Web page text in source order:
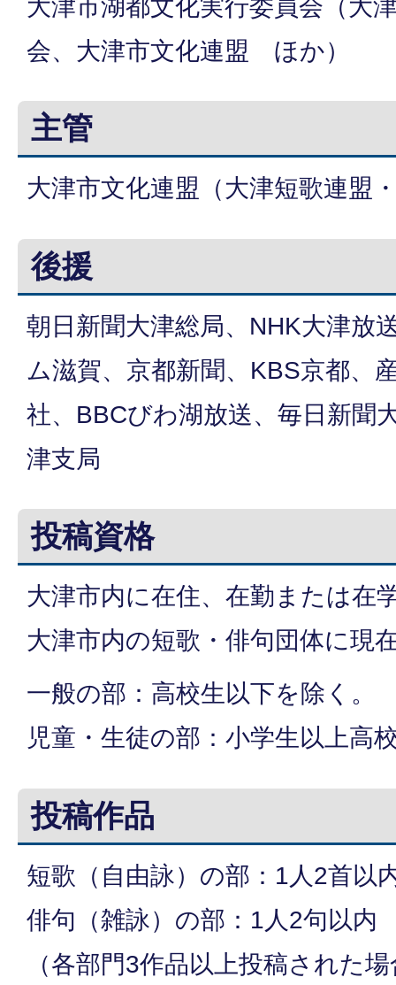
大津市湖都文化実行委員会（大
会、大津市文化連盟 ほか）
主管
大津市文化連盟（大津短歌連盟
後援
朝日新聞大津総局、NHK大津放
ム滋賀、京都新聞、KBS京都、
社、BBCびわ湖放送、毎日新聞
津支局
投稿資格
大津市内に在住、在勤または在
大津市内の短歌・俳句団体に現
一般の部：高校生以下を除く。
児童・生徒の部：小学生以上高
投稿作品
短歌（自由詠）の部：1人2首以
俳句（雑詠）の部：1人2句以内
（各部門3作品以上投稿された